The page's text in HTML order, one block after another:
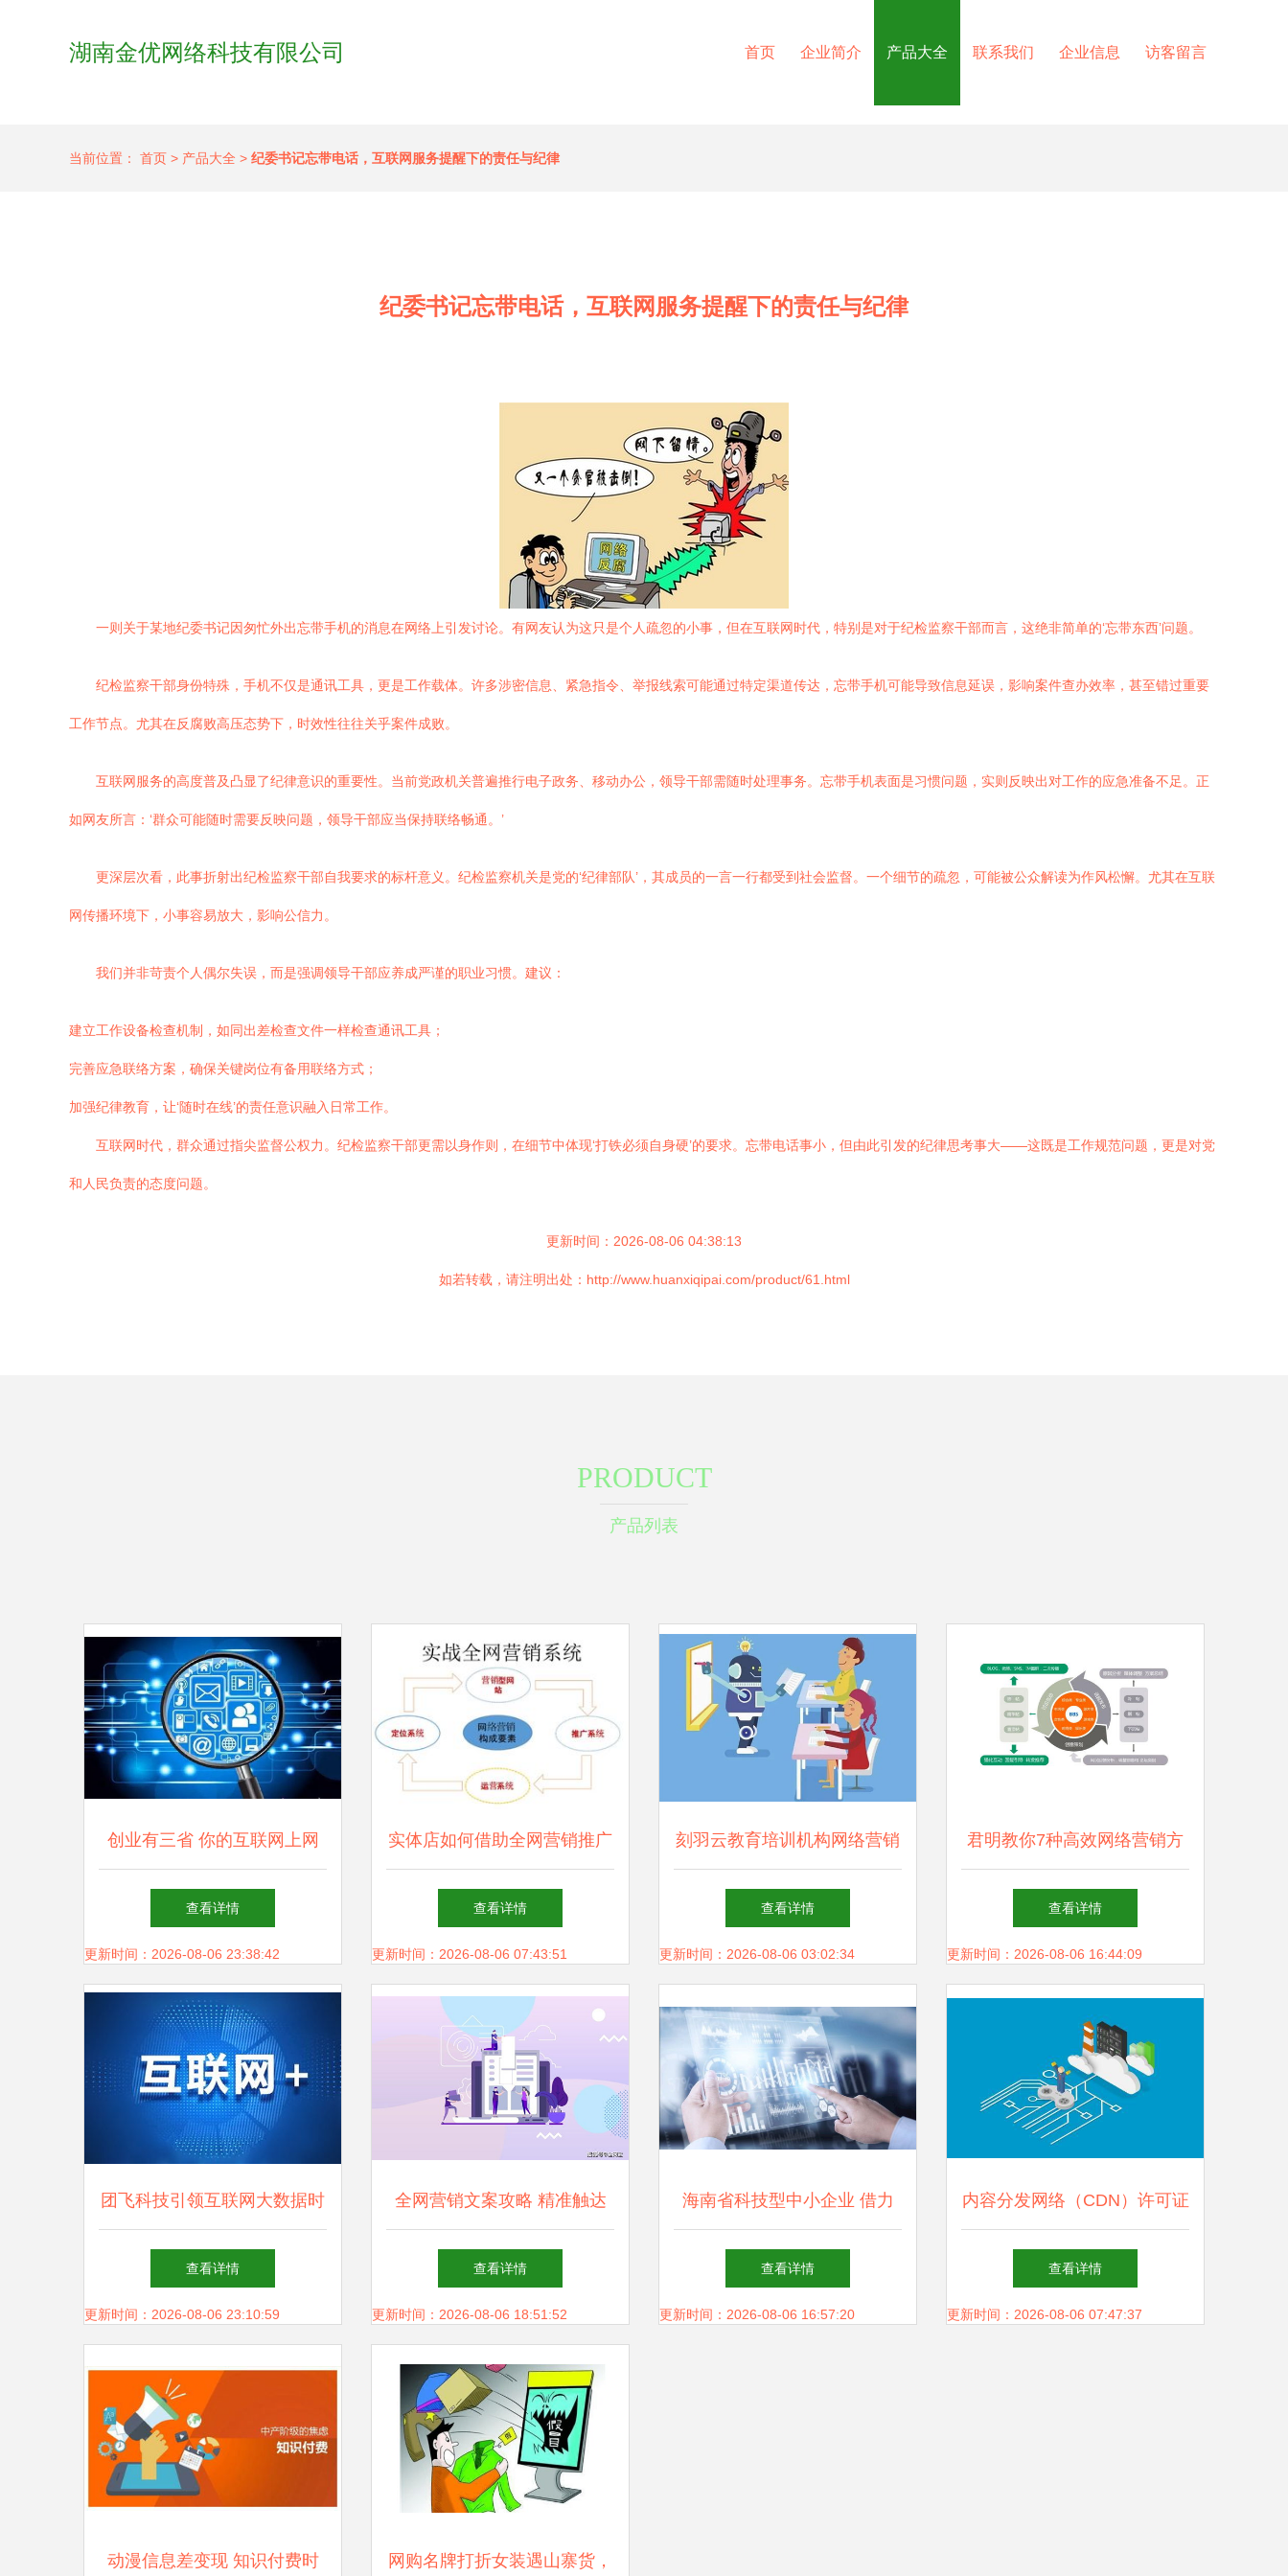
湖南金优网络科技有限公司 首页 企业简介 产品大全 联系我们 企业信息 访客留言
当前位置： 首页 > 产品大全 > 纪委书记忘带电话，互联网服务提醒下的责任与纪律
纪委书记忘带电话，互联网服务提醒下的责任与纪律
一则关于某地纪委书记因匆忙外出忘带手机的消息在网络上引发讨论。有网友认为这只是个人疏忽的小事，但在互联网时代，特别是对于纪检监察干部而言，这绝非简单的‘忘带东西’问题。
纪检监察干部身份特殊，手机不仅是通讯工具，更是工作载体。许多涉密信息、紧急指令、举报线索可能通过特定渠道传达，忘带手机可能导致信息延误，影响案件查办效率，甚至错过重要
工作节点。尤其在反腐败高压态势下，时效性往往关乎案件成败。
互联网服务的高度普及凸显了纪律意识的重要性。当前党政机关普遍推行电子政务、移动办公，领导干部需随时处理事务。忘带手机表面是习惯问题，实则反映出对工作的应急准备不足。正
如网友所言：‘群众可能随时需要反映问题，领导干部应当保持联络畅通。’
更深层次看，此事折射出纪检监察干部自我要求的标杆意义。纪检监察机关是党的‘纪律部队’，其成员的一言一行都受到社会监督。一个细节的疏忽，可能被公众解读为作风松懈。尤其在互联
网传播环境下，小事容易放大，影响公信力。
我们并非苛责个人偶尔失误，而是强调领导干部应养成严谨的职业习惯。建议：
建立工作设备检查机制，如同出差检查文件一样检查通讯工具；
完善应急联络方案，确保关键岗位有备用联络方式；
加强纪律教育，让‘随时在线’的责任意识融入日常工作。
互联网时代，群众通过指尖监督公权力。纪检监察干部更需以身作则，在细节中体现‘打铁必须自身硬’的要求。忘带电话事小，但由此引发的纪律思考事大——这既是工作规范问题，更是对党
和人民负责的态度问题。
更新时间：2026-08-06 04:38:13
如若转载，请注明出处：http://www.huanxiqipai.com/product/61.html
PRODUCT
产品列表
创业有三省 你的互联网上网
服务模式选对了吗？
查看详情
更新时间：2026-08-06 23:38:42
实体店如何借助全网营销推广
公司，实现互联网时代的高效
引流与转化
查看详情
更新时间：2026-08-06 07:43:51
刻羽云教育培训机构网络营销
全攻略 以动漫产品为引擎，
引爆线上招生热潮
查看详情
更新时间：2026-08-06 03:02:34
君明教你7种高效网络营销方
式，利用信息网络经营动漫产
品
查看详情
更新时间：2026-08-06 16:44:09
团飞科技引领互联网大数据时
代，精准助力高考志愿填报与
互联网服务
查看详情
更新时间：2026-08-06 23:10:59
全网营销文案攻略 精准触达
互联网上网服务用户
查看详情
更新时间：2026-08-06 18:51:52
海南省科技型中小企业 借力
信息网络，开创动漫产业新篇
章
查看详情
更新时间：2026-08-06 16:57:20
内容分发网络（CDN）许可证
互联网上网服务的合规基石
查看详情
更新时间：2026-08-06 07:47:37
动漫信息差变现 知识付费时 网购名牌打折女装遇山寨货，